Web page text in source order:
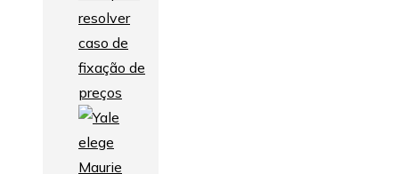
resolver
caso de
fixação de
preços